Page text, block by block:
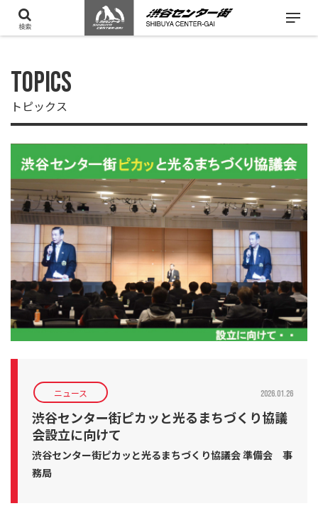
TOPICS
トピックス
ニュース 2026.01.26
渋谷センター街ピカッと光るまちづくり協議
会設立に向けて
渋谷センター街ピカッと光るまちづくり協議会 準備会 事
務局
検索